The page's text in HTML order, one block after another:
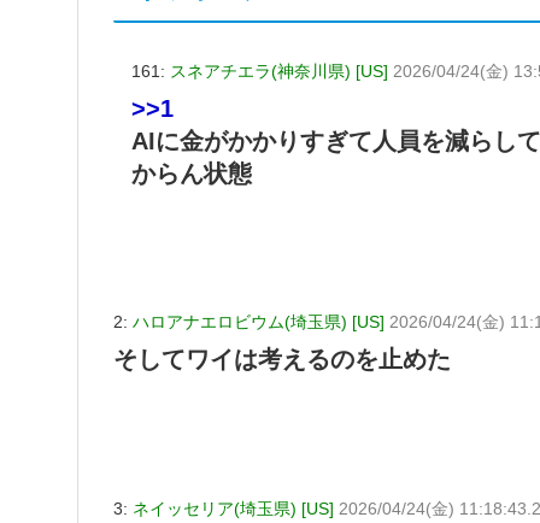
161: スネアチエラ(神奈川県) [US] 2026/04/24(金)
>>1
AIに金がかかりすぎて人員を減らし
からん状態
2: ハロアナエロビウム(埼玉県) [US] 2026/04/24(金)
そしてワイは考えるのを止めた
3: ネイッセリア(埼玉県) [US] 2026/04/24(金)